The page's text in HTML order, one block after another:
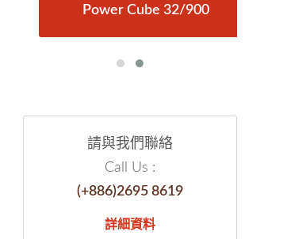
Power Cube 32/900
請與我們聯絡
Call Us :
(+886)2695 8619
詳細資料